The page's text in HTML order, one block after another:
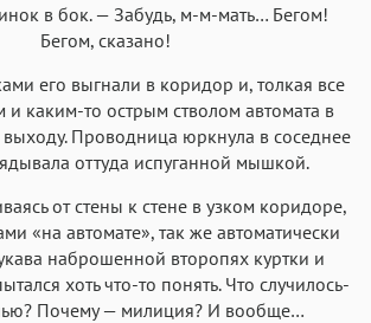
в бок. — Забудь, м-м-мать… Бегом!
Бегом, сказано!
его выгнали в коридор и, толкая все
и каким-то острым стволом автомата в
выходу. Проводница юркнула в соседнее
оттуда испуганной мышкой.
от стены к стене в узком коридоре,
«на автомате», так же автоматически
наброшенной второпях куртки и
хоть что-то понять. Что случилось-
Почему — милиция? И вообще…